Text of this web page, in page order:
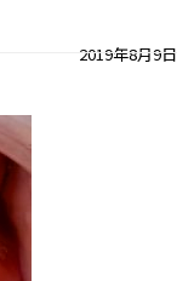
2019年8月9日